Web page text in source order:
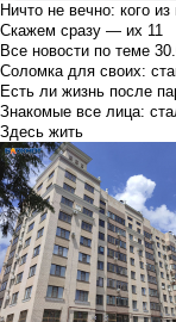
Ничто не вечно: кого
Скажем сразу — их 11
Все новости по теме
Соломка для своих:
Есть ли жизнь после
Знакомые все лица:
Здесь жить